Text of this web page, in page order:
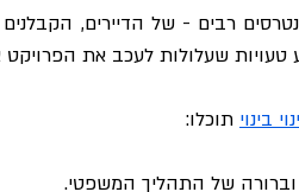
טעויות שעלולות לעכב את הפרויקט
בינוי תוכלו:
של התהליך המשפטי.